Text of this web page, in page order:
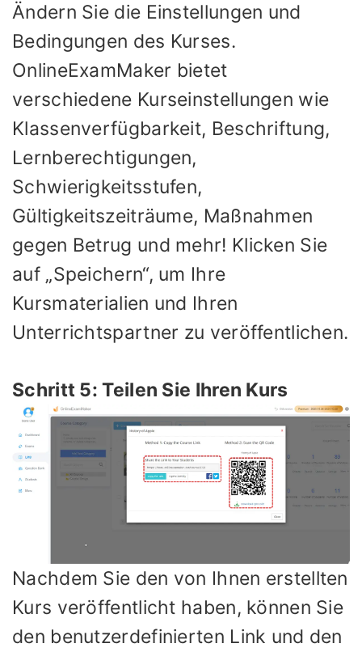
Ändern Sie die Einstellungen und
Bedingungen des Kurses.
OnlineExamMaker bietet
verschiedene Kurseinstellungen wie
Klassenverfügbarkeit, Beschriftung,
Lernberechtigungen,
Schwierigkeitsstufen,
Gültigkeitszeiträume, Maßnahmen
gegen Betrug und mehr! Klicken Sie
auf „Speichern“, um Ihre
Kursmaterialien und Ihren
Unterrichtspartner zu veröffentlichen.
Schritt 5: Teilen Sie Ihren Kurs
Nachdem Sie den von Ihnen erstellten
Kurs veröffentlicht haben, können Sie
den benutzerdefinierten Link und den